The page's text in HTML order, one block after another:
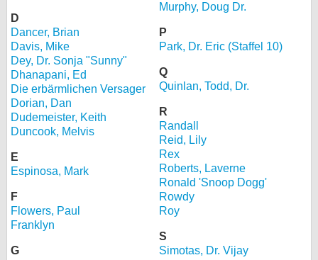
D
Dancer, Brian
Davis, Mike
Dey, Dr. Sonja "Sunny"
Dhanapani, Ed
Die erbärmlichen Versager
Dorian, Dan
Dudemeister, Keith
Duncook, Melvis
E
Espinosa, Mark
F
Flowers, Paul
Franklyn
G
Murphy, Doug Dr.
P
Park, Dr. Eric (Staffel 10)
Q
Quinlan, Todd, Dr.
R
Randall
Reid, Lily
Rex
Roberts, Laverne
Ronald 'Snoop Dogg'
Rowdy
Roy
S
Simotas, Dr. Vijay